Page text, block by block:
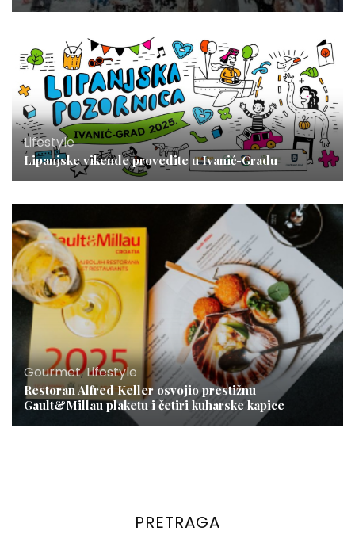
Lifestyle
Lipanjske vikende provedite u Ivanić-Gradu
Gourmet,Lifestyle
Restoran Alfred Keller osvojio prestižnu
Gault&Millau plaketu i četiri kuharske kapice
PRETRAGA